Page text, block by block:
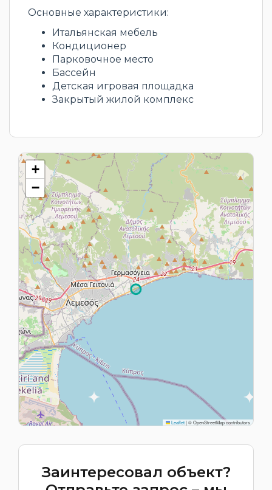
Основные характеристики:
Итальянская мебель
Кондиционер
Парковочное место
Бассейн
Детская игровая площадка
Закрытый жилой комплекс
+
−
Leaflet|© OpenStreetMap contributors
Заинтересовал объект?